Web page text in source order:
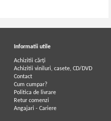
Informatii utile
Achizitii cărți
Achizitii viniluri, casete, CD/DVD
Contact
Cum cumpar?
Politica de livrare
Retur comenzi
Angajari - Cariere